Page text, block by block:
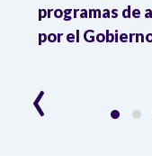
programas de
por el
‹